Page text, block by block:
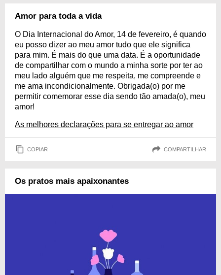
Amor para toda a vida
O Dia Internacional do Amor, 14 de fevereiro, é quando
eu posso dizer ao meu amor tudo que ele significa
para mim. É mais do que uma data. É a oportunidade
de compartilhar com o mundo a minha sorte por ter ao
meu lado alguém que me respeita, me compreende e
me ama incondicionalmente. Obrigada(o) por me
permitir comemorar esse dia sendo tão amada(o), meu
amor!
As melhores declarações para se entregar ao amor
COPIAR COMPARTILHAR
Os pratos mais apaixonantes